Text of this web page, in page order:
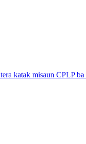
katak misaun CPLP ba